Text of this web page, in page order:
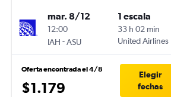
mar. 8/12
12:00
IAH -ASU
1 escala
33 h 02 min
United Airlines
Oferta encontrada el 4/8
$1.179
Elegir
fechas